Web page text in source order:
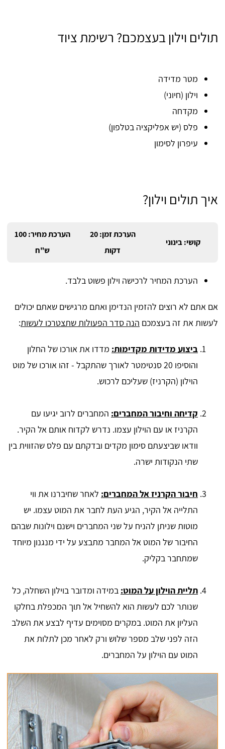
תולים וילון בעצמכם? רשימת ציוד
מטר מדידה
וילון (חיוני)
מקדחה
פלס (יש אפליקציה בטלפון)
עיפרון לסימון
איך תולים וילון?
קושי: בינוני
הערכת זמן: 20
דקות
הערכת מחיר: 100
ש"ח
הערכת המחיר לרכישה וילון פשוט בלבד.
אם אתם לא רוצים להזמין הנדימן ואתם מרגישים שאתם יכולים
לעשות את זה בעצמכם הנה סדר הפעולות שתצטרכו לעשות:
ביצוע מדידות מקדימות: מדדו את אורכו של החלון
והוסיפו 20 סנטימטר לאורך שהתקבל - זהו אורכו של מוט
הוילון (הקרניז) שעליכם לרכוש.
קדיחה וחיבור המחברים: המחברים לרוב יגיעו עם
הקרניז או עם הוילון עצמו. נדרש לקדוח אותם אל הקיר.
וודאו שביצעתם סימון מקדים ובדקתם עם פלס שהזווית בין
שתי הנקודות ישרה.
חיבור הקרניז אל המחברים: לאחר שחיברנו את ווי
התלייה אל הקיר, הגיע העת לחבר את המוט עצמו. יש
מוטות שניתן להניח על שני המחברים וישנם וילונות שבהם
החיבור של המוט אל המחבר מתבצע על ידי מנגנון מיוחד
שמתחבר בקליק.
תליית הוילון על המוט: במידה ומדובר בוילון השחלה, כל
שנותר לכם לעשות הוא להשחיל אל תוך המכפלת בחלקו
העליון את המוט. במקרים מסוימים עדיף לבצע את השלב
הזה לפני שלב מספר שלוש ורק לאחר מכן לתלות את
המוט עם הוילון על המחברים.